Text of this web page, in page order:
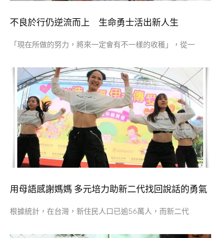
不良於行仍逆流而上 生命勇士活出新人生
「現在所做的努力，將來一定會有不一樣的收穫」，從一
用母語感謝媽媽 多元培力助新二代找回說話的勇氣
根據統計，在台灣，新住民人口已逾56萬人，而新二代